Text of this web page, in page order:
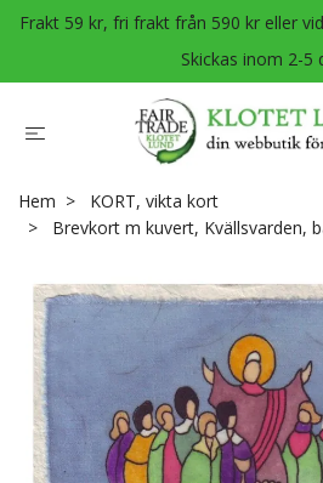
Frakt 59 kr, fri frakt från 590 kr eller
Skickas inom 2-5
Hem
KORT, vikta kort
Brevkort m kuvert, Kvällsvarden,